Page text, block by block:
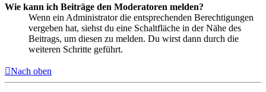
Wie kann ich Beiträge den Moderatoren melden?
Wenn ein Administrator die entsprechenden Berechtigungen
vergeben hat, siehst du eine Schaltfläche in der Nähe des
Beitrags, um diesen zu melden. Du wirst dann durch die
weiteren Schritte geführt.
Nach oben